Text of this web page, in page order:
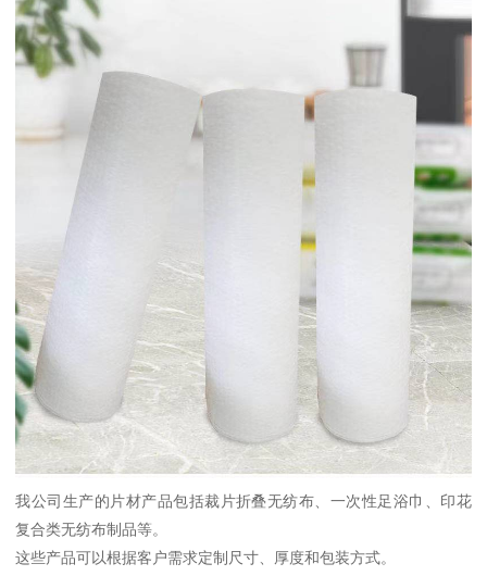
我公司生产的片材产品包括裁片折叠无纺布、一次性足浴巾、印花
复合类无纺布制品等。
这些产品可以根据客户需求定制尺寸、厚度和包装方式。